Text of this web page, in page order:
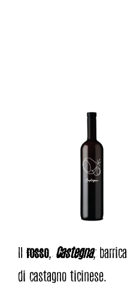
Ilrosso, Castegna,
di castagno ticinese.